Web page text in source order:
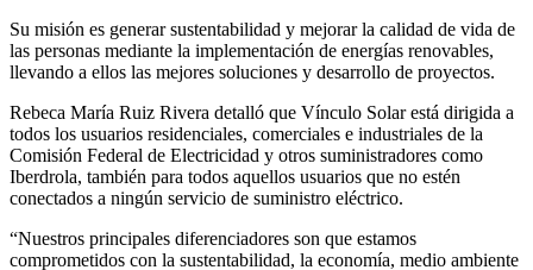
Su misión es generar sustentabilidad y mejorar la calidad de vida de
las personas mediante la implementación de energías renovables,
llevando a ellos las mejores soluciones y desarrollo de proyectos.
Rebeca María Ruiz Rivera detalló que Vínculo Solar está dirigida a
todos los usuarios residenciales, comerciales e industriales de la
Comisión Federal de Electricidad y otros suministradores como
Iberdrola, también para todos aquellos usuarios que no estén
conectados a ningún servicio de suministro eléctrico.
“Nuestros principales diferenciadores son que estamos
comprometidos con la sustentabilidad, la economía, medio ambiente